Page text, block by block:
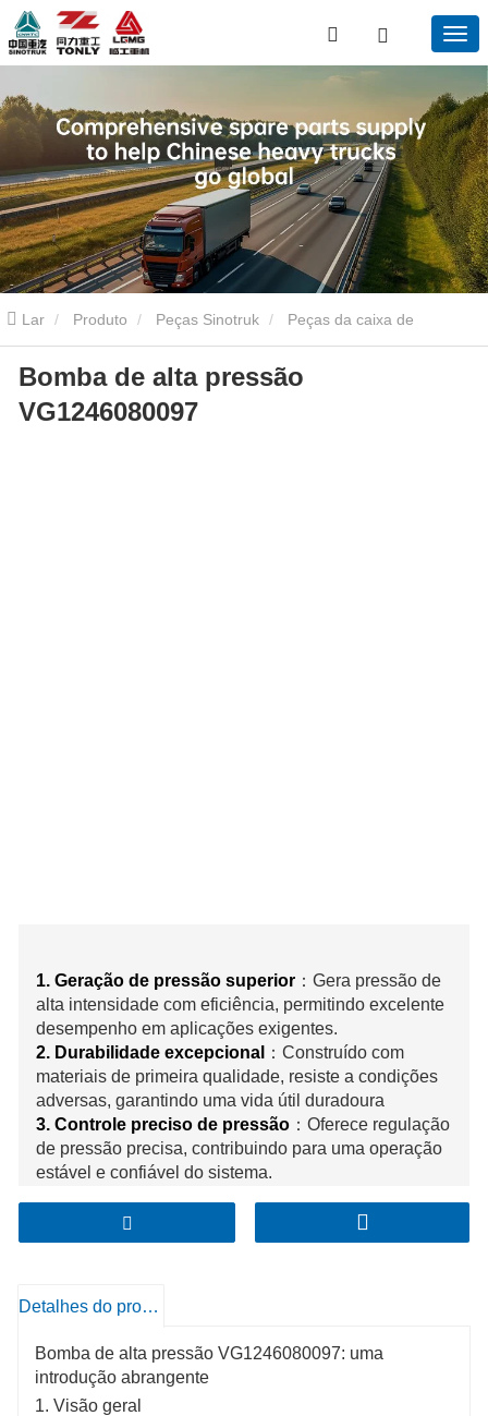
Lar Produto Peças Sinotruk Peças da caixa de
engrenagens Sinotruk Bomba de alta pressão VG1246080097
Bomba de alta pressão
VG1246080097
1. Geração de pressão superior ：Gera pressão de
alta intensidade com eficiência, permitindo excelente
desempenho em aplicações exigentes.
2. Durabilidade excepcional
：Construído com
materiais de primeira qualidade, resiste a condições
adversas, garantindo uma vida útil duradoura
3. Controle preciso de pressão ：Oferece regulação
de pressão precisa, contribuindo para uma operação
estável e confiável do sistema.
especificamente para sistemas específicos,
garantindo integração perfeita e máxima eficiência.
Detalhes do produto
Bomba de alta pressão VG1246080097: uma
introdução abrangente
1. Visão geral